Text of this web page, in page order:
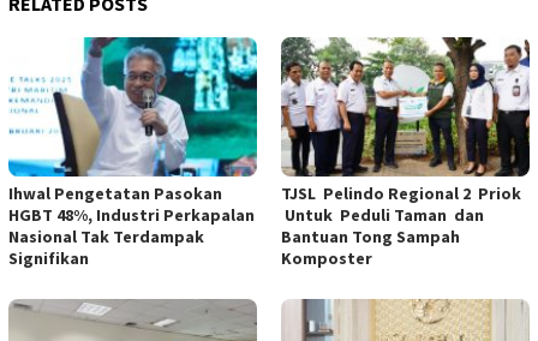
Ihwal Pengetatan Pasokan
HGBT 48%, Industri Perkapalan
Nasional Tak Terdampak
Signifikan
TJSL Pelindo Regional 2 Priok
Untuk Peduli Taman dan
Bantuan Tong Sampah
Komposter